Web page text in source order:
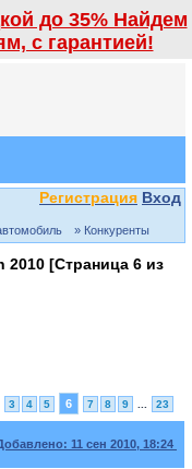
до 35% Найдем
с гарантией!
Регистрация Вход
» Конкуренты
2010 [Страница 6 из
3 4 5 6 7 8 9 23
11 сен 2010, 18:24